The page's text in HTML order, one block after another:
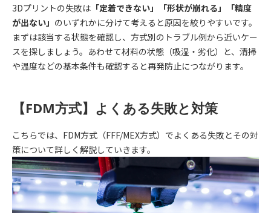
3Dプリントの失敗は 「定着できない」「形状が崩れる」「精度
が出ない」 のいずれかに分けて考えると原因を絞りやすいです。
まずは該当する状態を確認し、方式別のトラブル例から近いケー
スを探しましょう。あわせて材料の状態（吸湿・劣化）と、清掃
や温度などの基本条件も確認すると再発防止につながります。
【FDM方式】よくある失敗と対策
こちらでは、FDM方式（FFF/MEX方式）でよくある失敗とその対
策について詳しく解説していきます。